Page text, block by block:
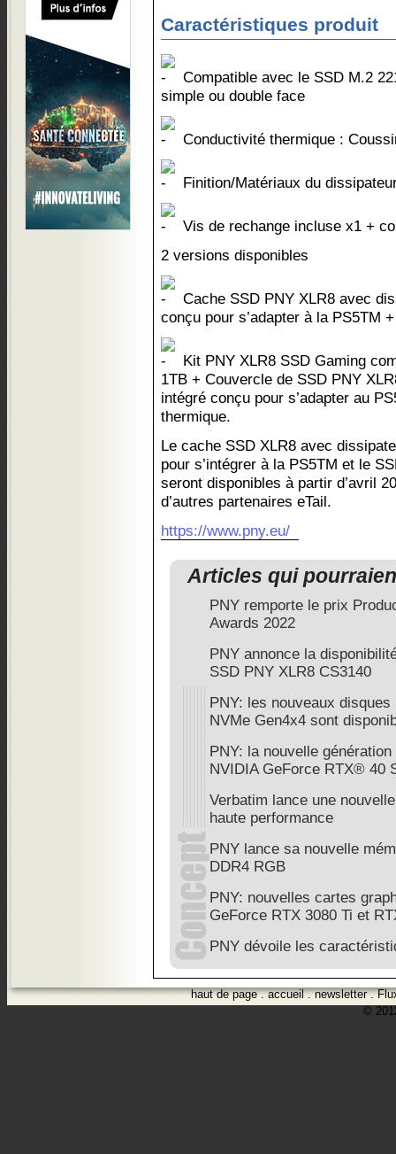
Caractéristiques produit
Compatible avec le SSD M.2
simple ou double face
Conductivité thermique :
Finition/Matériaux du
Vis de rechange incluse x1 +
2 versions disponibles
Cache SSD PNY XLR8 avec
conçu pour s’adapter à la PS5TM
Kit PNY XLR8 SSD Gaming
1TB + Couvercle de SSD PNY
intégré conçu pour s’adapter au
thermique.
Le cache SSD XLR8 avec
pour s’intégrer à la PS5TM et le
seront disponibles à partir d’avril
d’autres partenaires eTail.
https://www.pny.eu/
Articles qui
PNY remporte le prix
Awards 2022
PNY annonce la
SSD PNY XLR8 CS3140
PNY: les nouveaux
NVMe Gen4x4 sont
PNY: la nouvelle
NVIDIA GeForce RTX® 40
Verbatim lance une
haute performance
PNY lance sa nouvelle
DDR4 RGB
PNY: nouvelles cartes
GeForce RTX 3080 Ti et
PNY dévoile les
haut de page.accueil.newsletter.
©